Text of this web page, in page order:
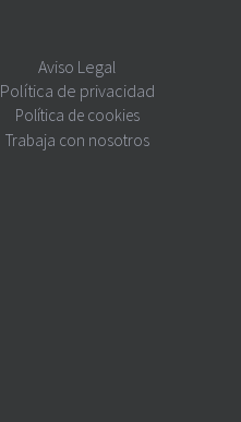
Aviso Legal
Política de privacidad
Política de cookies
Trabaja con nosotros